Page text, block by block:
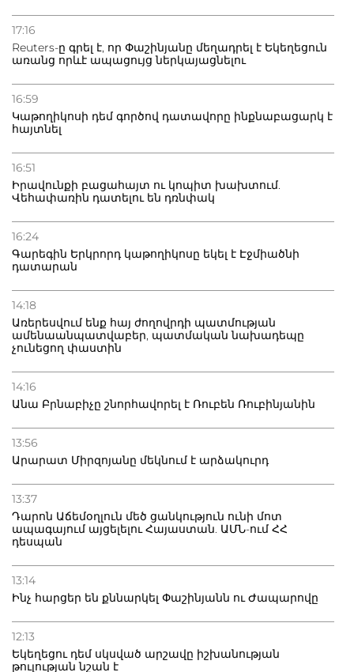
17:16
Reuters-ը գրել է, որ Փաշինյանը մեղադրել է Եկեղեցուն
առանց որևէ ապացույց ներկայացնելու
16:59
Կաթողիկոսի դեմ գործով դատավորը ինքնաբացարկ է
հայտնել
16:51
Իրավունքի բացահայտ ու կոպիտ խախտում.
Վեհափառին դատելու են դռնփակ
16:24
Գարեգին Երկրորդ կաթողիկոսը եկել է Էջմիածնի
դատարան
14:18
Առերեսվում ենք հայ ժողովրդի պատմության
ամենաանպատվաբեր, պատմական նախադեպը
չունեցող փաստին
14:16
Անա Բրնաբիչը շնորհավորել է Ռուբեն Ռուբինյանին
13:56
Արարատ Միրզոյանը մեկնում է արձակուրդ
13:37
Դարոն Աճեմօղլուն մեծ ցանկություն ունի մոտ
ապագայում այցելելու Հայաստան. ԱՄՆ-ում ՀՀ
դեսպան
13:14
Ինչ հարցեր են քննարկել Փաշինյանն ու Ժապարովը
12:13
Եկեղեցու դեմ սկսված արշավը իշխանության
թուլության նշան է
20.07.2026
Բաքվի բանտից գեներալ Մանուկյանը դիմել է
Փաշինյանին